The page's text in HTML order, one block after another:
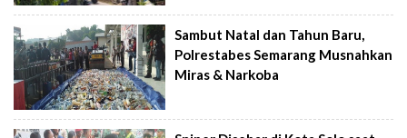
Sambut Natal dan Tahun Baru,
Polrestabes Semarang Musnahkan
Miras & Narkoba